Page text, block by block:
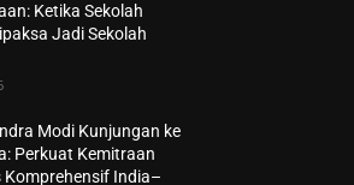
Ketika Sekolah
Jadi Sekolah
Modi Kunjungan ke
Perkuat Kemitraan
Komprehensif India–